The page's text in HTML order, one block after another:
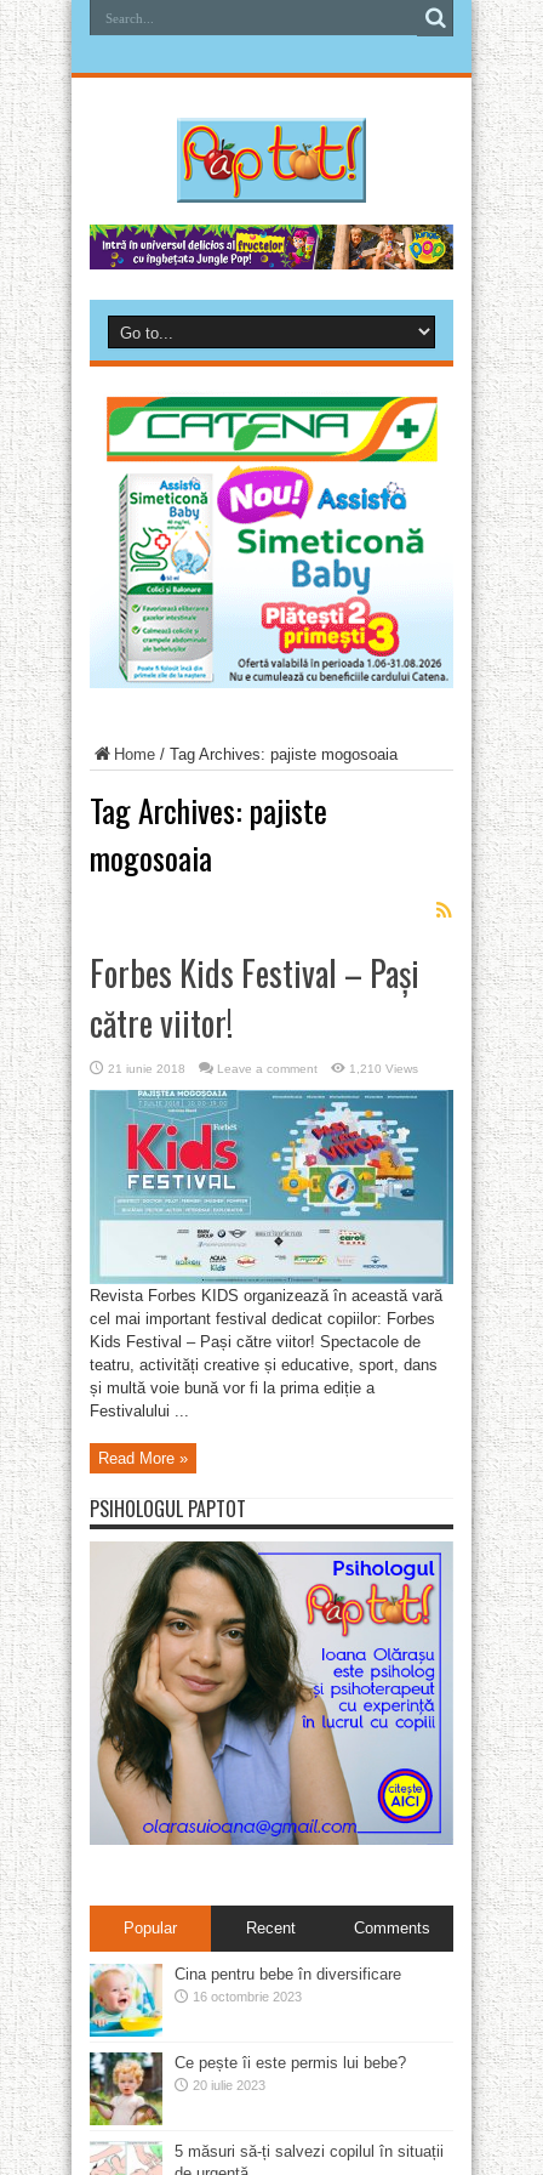
Home / Tag Archives: pajiste mogosoaia
Tag Archives: pajiste
mogosoaia
Forbes Kids Festival – Pași
către viitor!
21 iunie 2018 Leave a comment 1,210 Views
Revista Forbes KIDS organizează în această vară
cel mai important festival dedicat copiilor: Forbes
Kids Festival – Pași către viitor! Spectacole de
teatru, activități creative și educative, sport, dans
și multă voie bună vor fi la prima ediție a
Festivalului ...
Read More »
PSIHOLOGUL PAPTOT
Popular Recent Comments
Cina pentru bebe în diversificare
16 octombrie 2023
Ce pește îi este permis lui bebe?
20 iulie 2023
5 măsuri să-ți salvezi copilul în situații